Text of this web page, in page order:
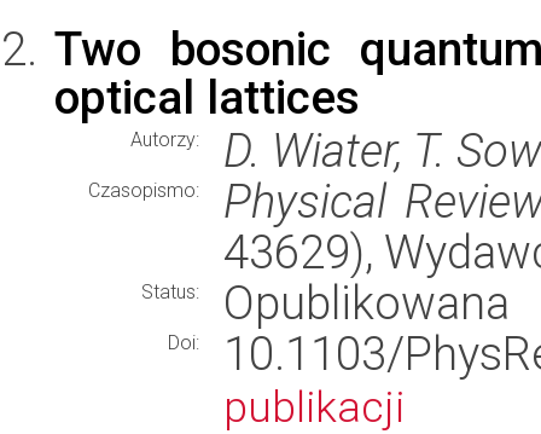
Two bosonic
optical lattices
Autorzy: D. Wiater, T.
Czasopismo:
Physical
43629),
Status: Opublikowana
Doi: 10.1103/
publikacji